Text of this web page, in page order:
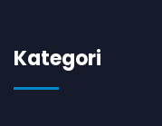
Kategori